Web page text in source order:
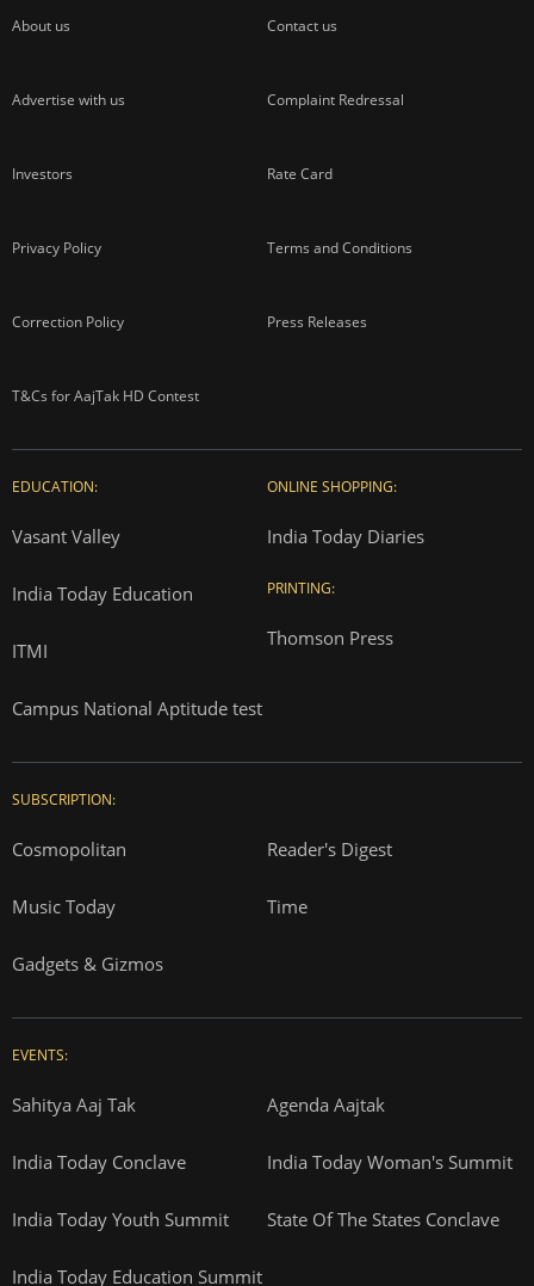
About us Contact us
Advertise with us Complaint Redressal
Investors Rate Card
Privacy Policy Terms and Conditions
Correction Policy Press Releases
T&Cs for AajTak HD Contest
EDUCATION:
Vasant Valley
India Today Education
ITMI
Campus National Aptitude test
ONLINE SHOPPING:
India Today Diaries
PRINTING:
Thomson Press
SUBSCRIPTION:
Cosmopolitan Reader's Digest
Music Today Time
Gadgets & Gizmos
EVENTS:
Sahitya Aaj Tak Agenda Aajtak
India Today Conclave India Today Woman's Summit
India Today Youth Summit State Of The States Conclave
India Today Education Summit